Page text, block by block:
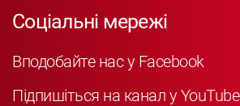
Соціальні мережі
Вподобайте нас у Facebook
Підпишіться на канал у YouTube